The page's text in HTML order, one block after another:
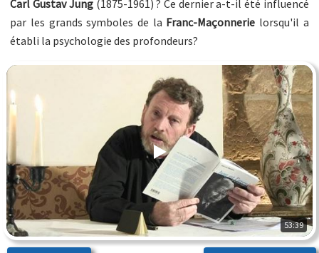
Carl Gustav Jung(1875-1961) ? Ce dernier a-t-il été influencé
par les grands symboles de la Franc-Maçonnerie lorsqu'il a
établi la psychologie des profondeurs?
53:39